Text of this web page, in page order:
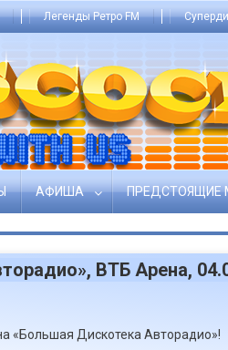
Легенды Ретро FM
АФИША ПРЕДСТОЯЩИЕ
ВТБ Арена,
«Большая Дискотека Авторадио»!